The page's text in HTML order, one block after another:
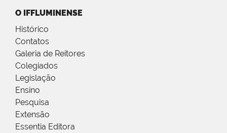
O IFFLUMINENSE
Histórico
Contatos
Galeria de Reitores
Colegiados
Legislação
Ensino
Pesquisa
Extensão
Essentia Editora